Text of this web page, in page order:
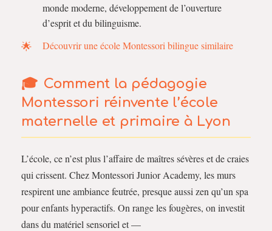
monde moderne, développement de l’ouverture
d’esprit et du bilinguisme.
Découvrir une école Montessori bilingue similaire
Comment la pédagogie
Montessori réinvente l’école
maternelle et primaire à Lyon
L’école, ce n’est plus l’affaire de maîtres sévères et de craies
qui crissent. Chez Montessori Junior Academy, les murs
respirent une ambiance feutrée, presque aussi zen qu’un spa
pour enfants hyperactifs. On range les fougères, on investit
dans du matériel sensoriel et —